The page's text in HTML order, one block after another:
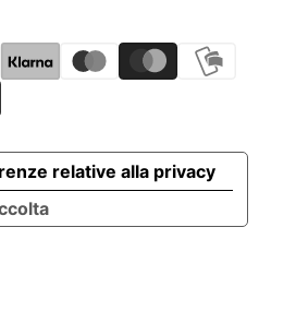
relative alla privacy